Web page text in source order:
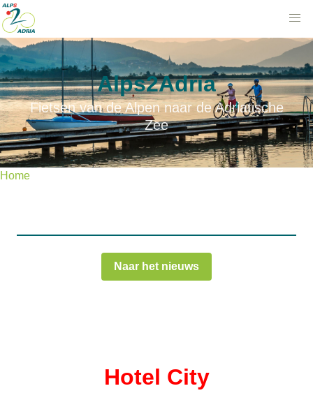
Alps2Adria
Fietsen van de Alpen naar de Adriatische
Zee
Home
Naar het nieuws
Hotel City